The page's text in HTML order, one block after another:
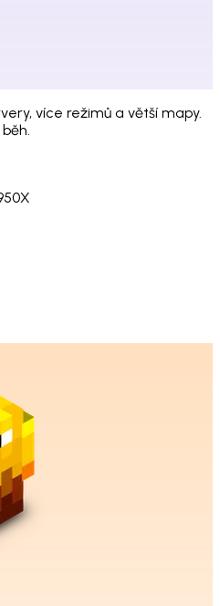
více režimů a větší mapy.